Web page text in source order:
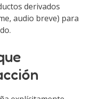
derivados
audio breve) para